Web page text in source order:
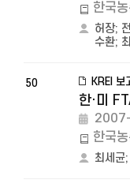
한국
허장;
수환;
50 KREI 보
한·미
한국
최세균;